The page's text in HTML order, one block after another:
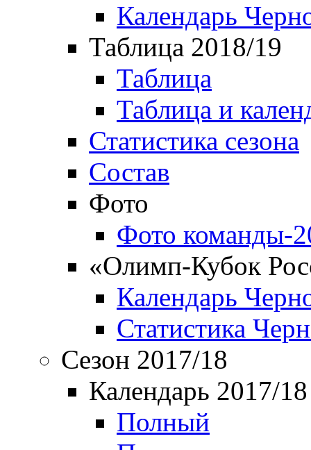
Календарь
Таблица 2018/19
Таблица
Таблица и
Статистика сезона
Состав
Фото
Фото команды-
«Олимп-Кубок
Календарь
Статистика
Сезон 2017/18
Календарь 2017/18
Полный